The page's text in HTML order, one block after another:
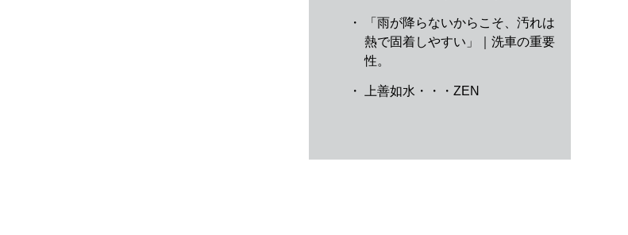
・
「雨が降らないからこそ、汚れは
熱で固着しやすい」｜洗車の重要
性。
・ 上善如水・・・ZEN